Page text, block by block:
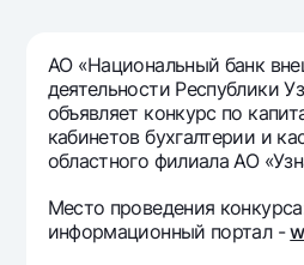
Для всех USD
Золотой депозит
Золотые слитки от НБУ
Серебряный депозит
Visa
Visa FIFA
Mastercard
Garmin pay
Тарифы
Акции
Мобильное
АО «Национальный банк
деятельности Республики
объявляет конкурс по
кабинетов бухгалтерии и
областного филиала АО
Место проведения
информационный портал -